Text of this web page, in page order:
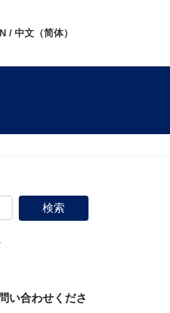
/ 中文（简体）
い合わせくださ